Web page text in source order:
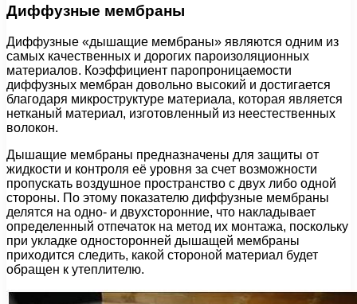
Диффузные мембраны
Диффузные «дышащие мембраны» являются одним из
самых качественных и дорогих пароизоляционных
материалов. Коэффициент паропроницаемости
диффузных мембран довольно высокий и достигается
благодаря микроструктуре материала, которая является
нетканый материал, изготовленный из неестественных
волокон.
Дышащие мембраны предназначены для защиты от
жидкости и контроля её уровня за счет возможности
пропускать воздушное пространство с двух либо одной
стороны. По этому показателю диффузные мембраны
делятся на одно- и двухсторонние, что накладывает
определенный отпечаток на метод их монтажа, поскольку
при укладке односторонней дышащей мембраны
приходится следить, какой стороной материал будет
обращен к утеплителю.